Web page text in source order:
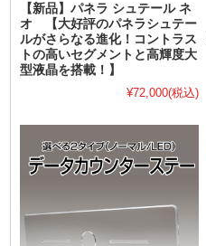
【新品】パネラ シュテール ネ
オ 【大好評のパネラシュテー
ルがさらなる進化！コントラス
トの高いセグメントと高輝度大
型液晶を搭載！】
¥72,000(税込)